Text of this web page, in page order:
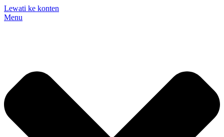
Lewati ke konten
Menu